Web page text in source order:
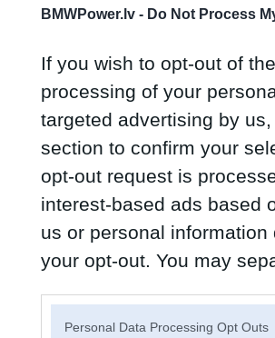
BMWPower.lv - Do Not Process
If you wish to opt-out of
processing of your
targeted advertising by
section to confirm your
opt-out request is
interest-based ads based
us or personal
your opt-out. You may
Personal Data Processing Opt Outs